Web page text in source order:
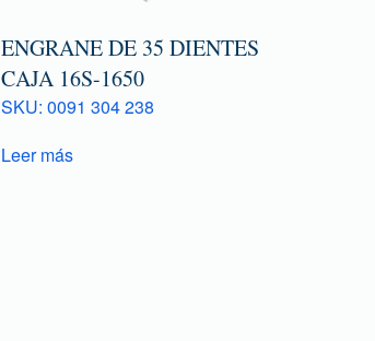
ENGRANE DE 35 DIENTES
CAJA 16S-1650
SKU: 0091 304 238
Leer más